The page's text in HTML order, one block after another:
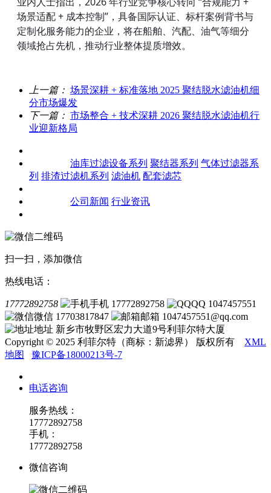
场景适配 + 成本控制”，具备国际认证、标杆案例背书与
定制化服务能力的企业，将在船舶、汽配、油气等细分
领域抢占先机，推动行业整体提质增效。
上一篇： 场景深耕 + 标准落地 2025 聚结脱水滤油机细
分市场爆发
下一篇： 市场整合 + 技术深耕 2026 聚结脱水滤油机行
业迎新格局
油库过滤设备系列 聚结器系列 气体过滤器系
列 排渣过滤机系列 滤油机 配套滤芯
公司新闻 行业资讯
扫一扫，添加微信
热线电话：
17772892758 手机 17772892758
QQ 1047457551
微信 17703817847
邮箱 1047457551@qq.com
地址 新乡市牧野区宏力大道9号利菲尔特大厦
Copyright © 2025 利菲尔特（商标：新滤界） 版权所有 XML
地图
豫ICP备18000213号-7
电话咨询
服务热线：
17772892758
手机：
17772892758
微信咨询